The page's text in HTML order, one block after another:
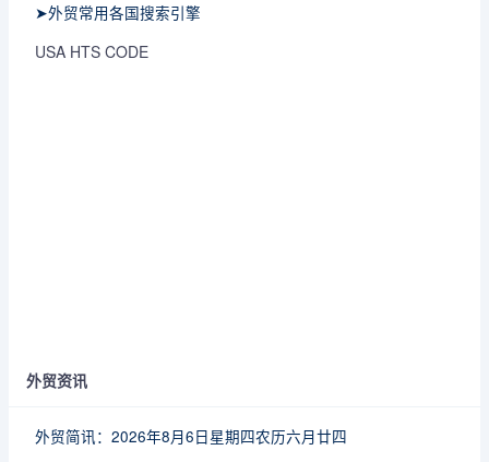
➤外贸常用各国搜索引擎
USA HTS CODE
外贸资讯
外贸简讯：2026年8月6日星期四农历六月廿四